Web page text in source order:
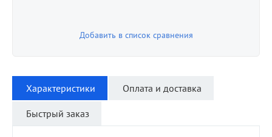
Добавить в список сравнения
Характеристики Оплата и доставка
Быстрый заказ